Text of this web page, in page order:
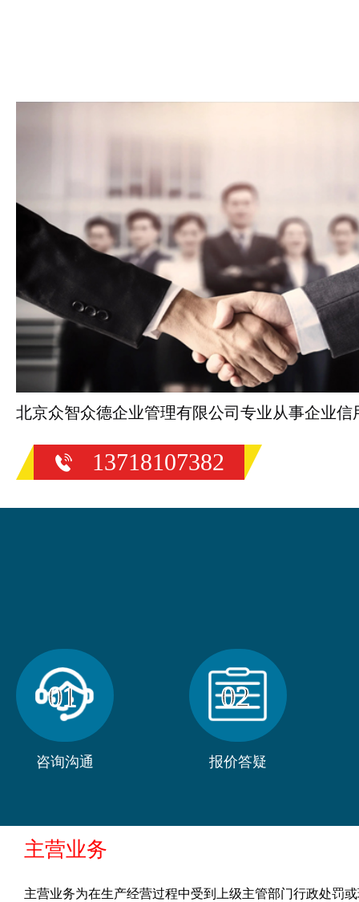
北京众智众德企业管理有限公司专业从事企业
13718107382
01
咨询沟通
02
报价答疑
主营业务
主营业务为在生产经营过程中受到上级主管部门行政处罚